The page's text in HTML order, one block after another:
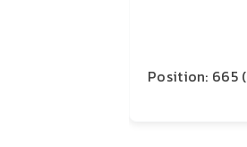
Position: 665(